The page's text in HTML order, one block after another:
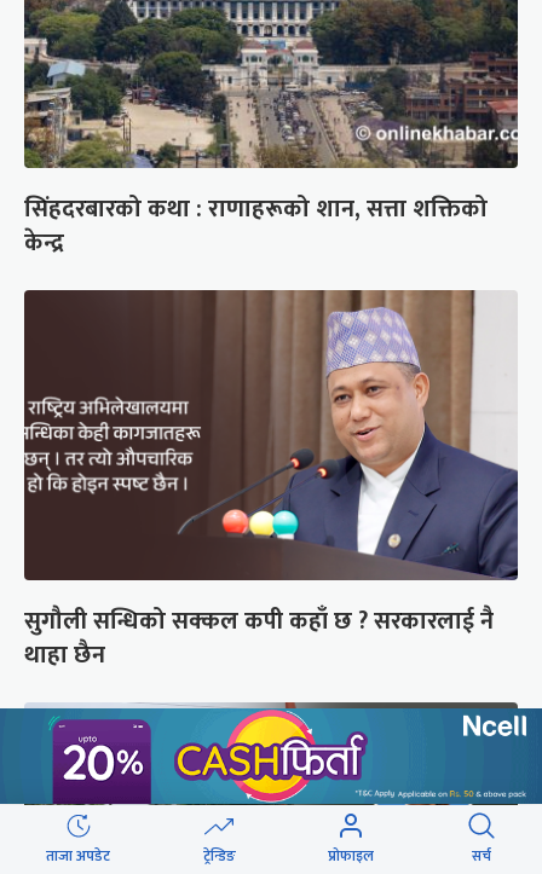
सिंहदरबारको कथा : राणाहरूको शान, सत्ता शक्तिको
केन्द्र
सुगौली सन्धिको सक्कल कपी कहाँ छ ? सरकारलाई नै
थाहा छैन
ताजा अपडेट ट्रेन्डिङ प्रोफाइल सर्च